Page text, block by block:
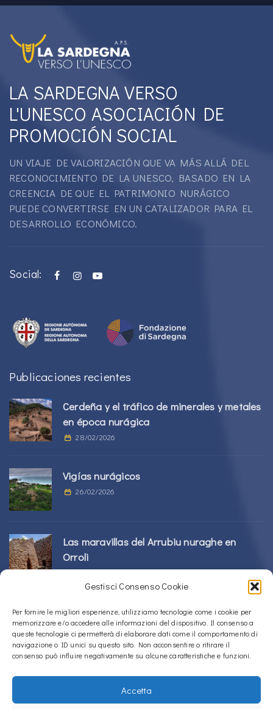
Gestisci Consenso Cookie
Per fornire le migliori esperienze, utilizziamo tecnologie come i cookie per
memorizzare e/o accedere alle informazioni del dispositivo. Il consenso a
queste tecnologie ci permetterà di elaborare dati come il comportamento di
navigazione o ID unici su questo sito. Non acconsentire o ritirare il
consenso può influire negativamente su alcune caratteristiche e funzioni.
Accetta
LA SARDEGNA VERSO
L'UNESCO ASOCIACIÓN DE
PROMOCIÓN SOCIAL
UN VIAJE DE VALORIZACIÓN QUE VA MÁS ALLÁ DEL
RECONOCIMIENTO DE LA UNESCO, BASADO EN LA
CREENCIA DE QUE EL PATRIMONIO NURÁGICO
PUEDE CONVERTIRSE EN UN CATALIZADOR PARA EL
DESARROLLO ECONÓMICO.
Social:
Publicaciones recientes
Cerdeña y el tráfico de minerales y metales
en época nurágica
28/02/2026
Vigías nurágicos
26/02/2026
Las maravillas del Arrubiu nuraghe en
Orroli
24/02/2026
Complejo Sos Nurattolos Nuragic en Alà
dei Sardi
23/02/2026
Copyright © 2020 – 2026La Sardegna verso l'Unesco